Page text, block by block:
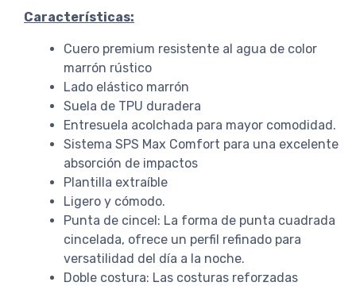
Características:
Cuero premium resistente al agua de color
marrón rústico
Lado elástico marrón
Suela de TPU duradera
Entresuela acolchada para mayor comodidad.
Sistema SPS Max Comfort para una excelente
absorción de impactos
Plantilla extraíble
Ligero y cómodo.
Punta de cincel: La forma de punta cuadrada
cincelada, ofrece un perfil refinado para
versatilidad del día a la noche.
Doble costura: Las costuras reforzadas